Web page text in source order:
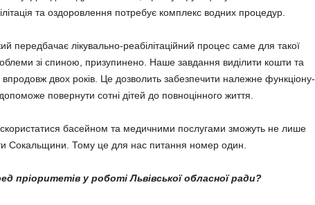
та оздоровлення потре­бує комплекс водних процедур.
передбачає лікувально-реабілітаційний процес саме для такої
зi спиною, призупинено. Наше завдання виділити кошти та
впродовж двох років. Це дозволить забезпечити належне функціону­
повернути сотні дітей до повноцінного життя.
скористатися басейном та медичними послугами зможуть не лише
Сокальщини. Тому це для нас питання номер один.
пріоритетів у роботі Львівської обласної ради?